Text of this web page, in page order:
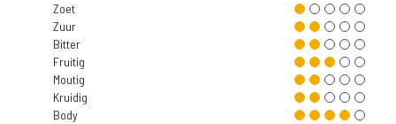
Zoet
Zuur
Bitter
Fruitig
Moutig
Kruidig
Body